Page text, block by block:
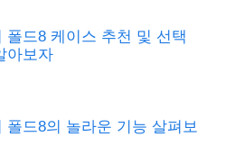
폴드8 케이스 추천 및 선택
아보자
폴드8의 놀라운 기능 살펴보